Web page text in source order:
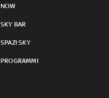
NOW
SKY BAR
SPAZI SKY
PROGRAMMI